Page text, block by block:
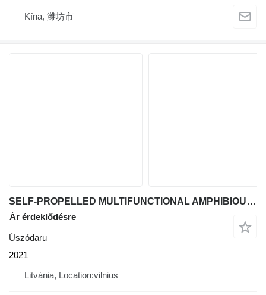
Kína, 潍坊市
SELF-PROPELLED MULTIFUNCTIONAL AMPHIBIOUS DREDGER
Ár érdeklődésre
Úszódaru
2021
Litvánia, Location:vilnius